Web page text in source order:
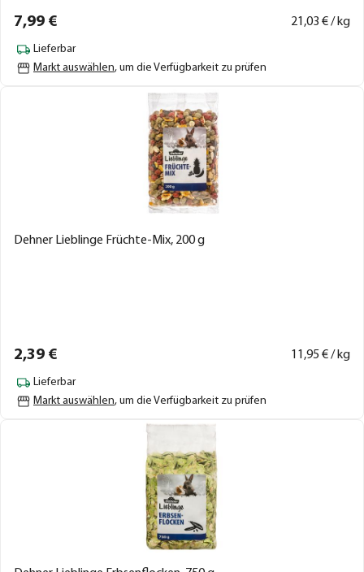
7,99 € 21,03 € / kg
Lieferbar
Markt auswählen, um die Verfügbarkeit zu prüfen
Dehner Lieblinge Früchte-Mix, 200 g
2,39 € 11,95€ / kg
Lieferbar
Markt auswählen, um die Verfügbarkeit zu prüfen